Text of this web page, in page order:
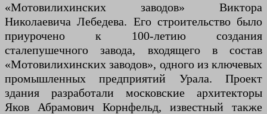
«Мотовилихинских заводов» Виктора
Николаевича Лебедева. Его строительство было
приурочено к 100-летию создания
сталепушечного завода, входящего в состав
«Мотовилихинских заводов», одного из ключевых
промышленных предприятий Урала. Проект
здания разработали московские архитекторы
Яков Абрамович Корнфельд, известный также